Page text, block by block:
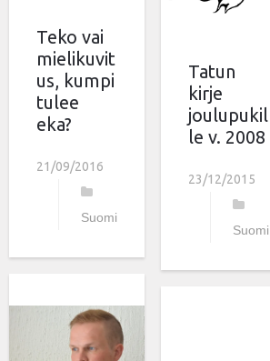
Teko vai
mielikuvit
us, kumpi
tulee
eka?
21/09/2016
Suomi
Tatun
kirje
joulupukil
le v. 2008
23/12/2015
Suomi